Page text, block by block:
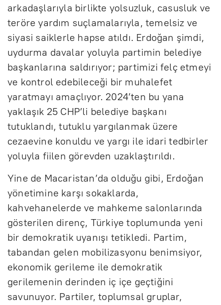
arkadaşlarıyla birlikte yolsuzluk, casusluk ve
teröre yardım suçlamalarıyla, temelsiz ve
siyasi saiklerle hapse atıldı. Erdoğan şimdi,
uydurma davalar yoluyla partimin belediye
başkanlarına saldırıyor; partimizi felç etmeyi
ve kontrol edebileceği bir muhalefet
yaratmayı amaçlıyor. 2024’ten bu yana
yaklaşık 25 CHP’li belediye başkanı
tutuklandı, tutuklu yargılanmak üzere
cezaevine konuldu ve yargı ile idari tedbirler
yoluyla fiilen görevden uzaklaştırıldı.
Yine de Macaristan’da olduğu gibi, Erdoğan
yönetimine karşı sokaklarda,
kahvehanelerde ve mahkeme salonlarında
gösterilen direnç, Türkiye toplumunda yeni
bir demokratik uyanışı tetikledi. Partim,
tabandan gelen mobilizasyonu benimsiyor,
ekonomik gerileme ile demokratik
gerilemenin derinden iç içe geçtiğini
savunuyor. Partiler, toplumsal gruplar,